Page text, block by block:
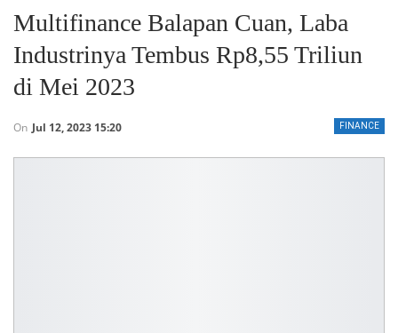
Multifinance Balapan Cuan, Laba
Industrinya Tembus Rp8,55 Triliun
di Mei 2023
FINANCE
On Jul 12, 2023 15:20